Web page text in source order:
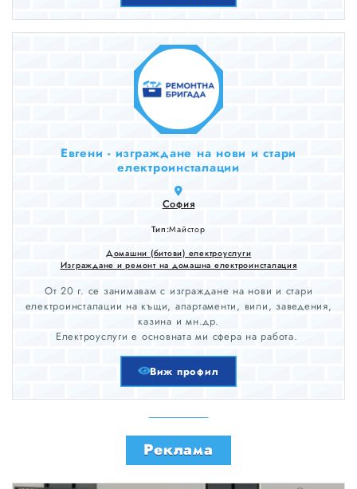
Евгени - изграждане на нови и стари
електроинсталации
София
Тип:Майстор
Домашни (битови) електроуслуги
Изграждане и ремонт на домашна електроинсталация
От 20 г. се занимавам с изграждане на нови и стари
електроинсталации на къщи, апартаменти, вили, заведения,
казина и мн.др.
Електроуслуги е основната ми сфера на работа.
Виж профил
Реклама